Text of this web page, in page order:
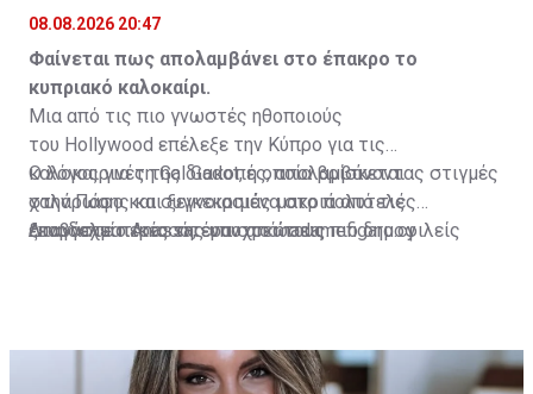
08.08.2026 20:47
Φαίνεται πως απολαμβάνει στο έπακρο το
κυπριακό καλοκαίρι.
Μια από τις πιο γνωστές ηθοποιούς
του Hollywood επέλεξε την Κύπρο για τις
καλοκαιρινές της διακοπές, απολαμβάνοντας στιγμές
χαλάρωσης και ξεγνοιασιάς μακριά από τις
επαγγελματικές της υποχρεώσεις.
Ο λόγος για τη Gal Gadot, η οποία βρίσκεται
στην Πάφο και συγκεκριμένα στο πολυτελές
ξενοδοχείο Anassa, έναν από τους πιο δημοφιλείς
Διαβάστε περισσότερα στοmadamefigaro.cy